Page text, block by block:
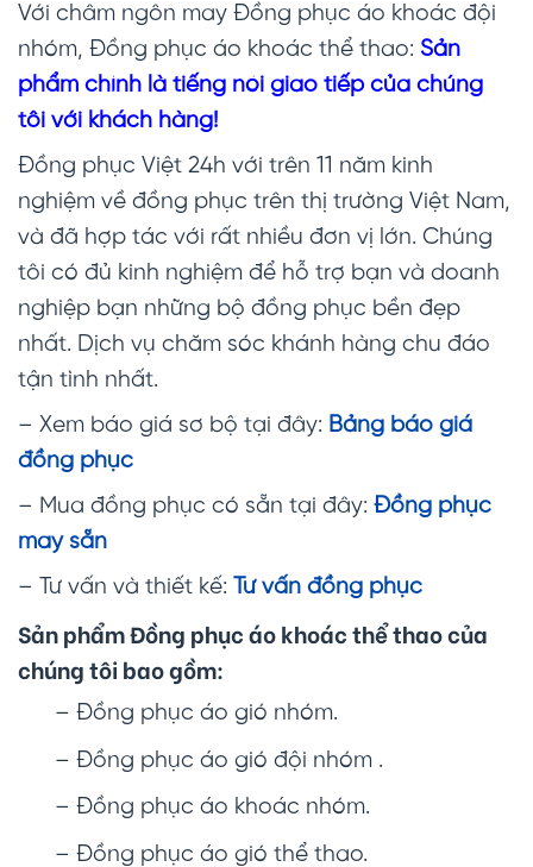
Với châm ngôn may Đồng phục áo khoác đội
nhóm, Đồng phục áo khoác thể thao: Sản
phẩm chính là tiếng nói giao tiếp của chúng
tôi với khách hàng!
Đồng phục Việt 24h với trên 11 năm kinh
nghiệm về đồng phục trên thị trường Việt Nam,
và đã hợp tác với rất nhiều đơn vị lớn. Chúng
tôi có đủ kinh nghiệm để hỗ trợ bạn và doanh
nghiệp bạn những bộ đồng phục bền đẹp
nhất. Dịch vụ chăm sóc khánh hàng chu đáo
tận tình nhất.
– Xem báo giá sơ bộ tại đây: Bảng báo giá
đồng phục
– Mua đồng phục có sẵn tại đây: Đồng phục
may sẵn
– Tư vấn và thiết kế: Tư vấn đồng phục
Sản phẩm Đồng phục áo khoác thể thao của
chúng tôi bao gồm:
– Đồng phục áo gió nhóm.
– Đồng phục áo gió đội nhóm .
– Đồng phục áo khoác nhóm.
– Đồng phục áo gió thể thao.